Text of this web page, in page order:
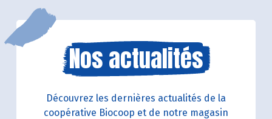
Nos actualités
Découvrez les dernières actualités de la
coopérative Biocoop et de notre magasin